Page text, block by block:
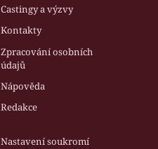
Castingy a výzvy
Kontakty
Zpracování osobních
údajů
Nápověda
Redakce
Nastavení soukromí